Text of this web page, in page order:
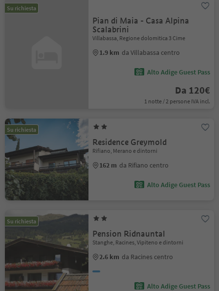
Su richiesta
Pian di Maia - Casa Alpina
Scalabrini
Villabassa, Regione dolomitica 3 Cime
1.9 km da Villabassa centro
Alto Adige Guest Pass
Da 120€
1 notte / 2 persone IVA incl.
Su richiesta
Residence Greymold
Rifiano, Merano e dintorni
162 m da Rifiano centro
Alto Adige Guest Pass
Su richiesta
Pension Ridnauntal
Stanghe, Racines, Vipiteno e dintorni
2.6 km da Racines centro
Alto Adige Guest Pass